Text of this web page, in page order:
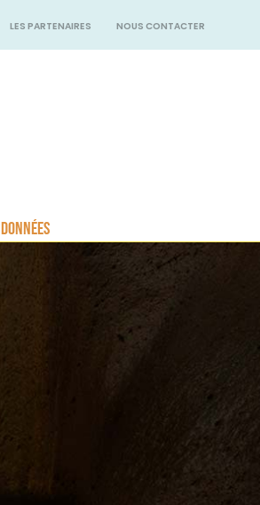
LES PARTENAIRES NOUS CONTACTER
DONNÉES